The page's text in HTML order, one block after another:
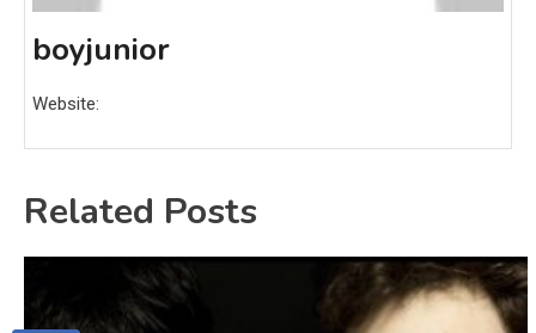
boyjunior
Website:
Related Posts